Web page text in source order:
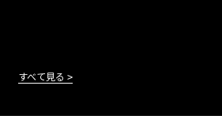
すべて見る